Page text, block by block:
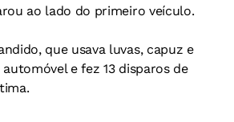
ao lado do primeiro veículo.
que usava luvas, capuz e
e fez 13 disparos de